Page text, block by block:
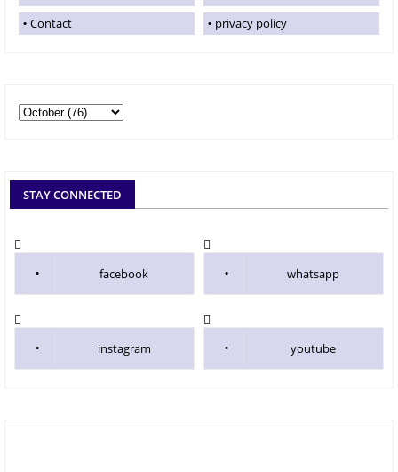
Contact
privacy policy
STAY CONNECTED
facebook whatsapp
instagram youtube